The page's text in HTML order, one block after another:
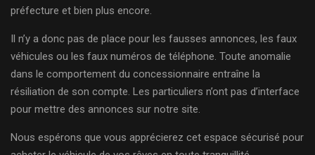
préfecture et bien plus encore.
Il n’y a donc pas de place pour les fausses annonces, les faux
véhicules ou les faux numéros de téléphone. Toute anomalie
dans le comportement du concessionnaire entraîne la
résiliation de son compte. Les particuliers n’ont pas d’interface
pour mettre des annonces sur notre site.
Nous espérons que vous apprécierez cet espace sécurisé pour